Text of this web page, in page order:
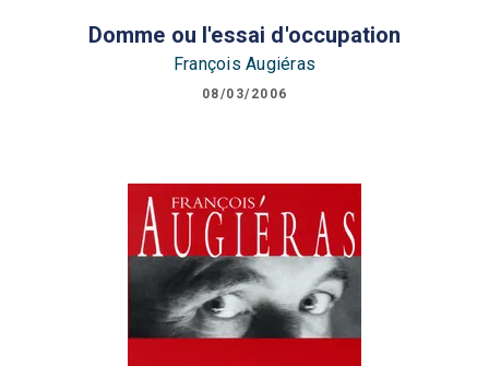
Domme ou l'essai d'occupation
François Augiéras
08/03/2006